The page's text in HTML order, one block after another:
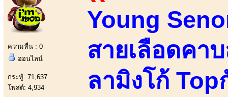
ความหื่น : 0
ออนไลน์
กระทู้: 71,637
โพสต์: 4,934
Young
สายเลือดคา
ลามิงโก้